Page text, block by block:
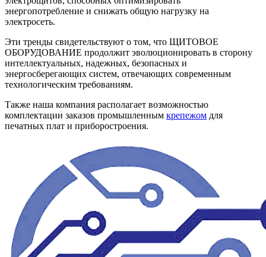
энергопотребление и снижать общую нагрузку на
электросеть.
Эти тренды свидетельствуют о том, что ЩИТОВОЕ
ОБОРУДОВАНИЕ продолжит эволюционировать в сторону
интеллектуальных, надежных, безопасных и
энергосберегающих систем, отвечающих современным
технологическим требованиям.
Также наша компания располагает возможностью
комплектации заказов промышленным крепежом для
печатных плат и приборостроения.